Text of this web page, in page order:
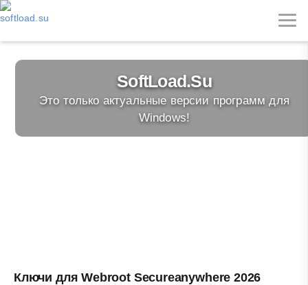
версии программ для
Ключи для Webroot Secureanywhere 2026